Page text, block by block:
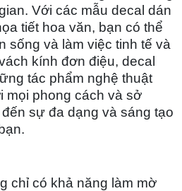
Với các mẫu decal dán
tiết hoa văn, bạn có thể
sống và làm việc tinh tế và
kính đơn điệu, decal
tác phẩm nghệ thuật
mọi phong cách và sở
sự đa dạng và sáng tạo
chỉ có khả năng làm mờ